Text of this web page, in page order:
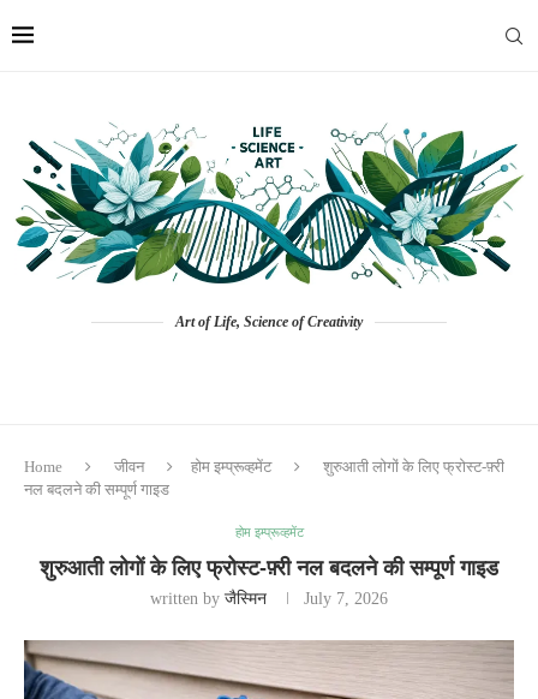
Art of Life, Science of Creativity
Home जीवन होम इम्प्रूव्हमेंट
शुरुआती लोगों के लिए फ्रोस्ट-फ़्री
नल बदलने की सम्पूर्ण गाइड
होम इम्प्रूव्हमेंट
शुरुआती लोगों के लिए फ्रोस्ट-फ़्री नल बदलने की सम्पूर्ण गाइड
written by जैस्मिन July 7, 2026